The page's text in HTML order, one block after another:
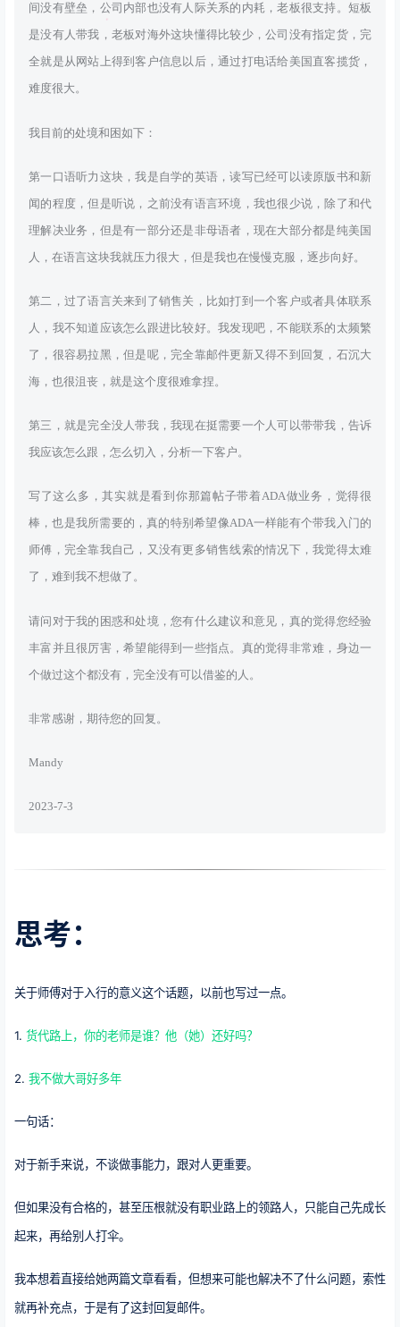
间没有壁垒，公司内部也没有人际关系的内耗，老板很支持。短板
是没有人带我，老板对海外这块懂得比较少，公司没有指定货，完
全就是从网站上得到客户信息以后，通过打电话给美国直客揽货，
难度很大。
我目前的处境和困如下：
第一口语听力这块，我是自学的英语，读写已经可以读原版书和新
闻的程度，但是听说，之前没有语言环境，我也很少说，除了和代
理解决业务，但是有一部分还是非母语者，现在大部分都是纯美国
人，在语言这块我就压力很大，但是我也在慢慢克服，逐步向好。
第二，过了语言关来到了销售关，比如打到一个客户或者具体联系
人，我不知道应该怎么跟进比较好。我发现吧，不能联系的太频繁
了，很容易拉黑，但是呢，完全靠邮件更新又得不到回复，石沉大
海，也很沮丧，就是这个度很难拿捏。
第三，就是完全没人带我，我现在挺需要一个人可以带带我，告诉
我应该怎么跟，怎么切入，分析一下客户。
写了这么多，其实就是看到你那篇帖子带着ADA做业务，觉得很
棒，也是我所需要的，真的特别希望像ADA一样能有个带我入门的
师傅，完全靠我自己，又没有更多销售线索的情况下，我觉得太难
了，难到我不想做了。
请问对于我的困惑和处境，您有什么建议和意见，真的觉得您经验
丰富并且很厉害，希望能得到一些指点。真的觉得非常难，身边一
个做过这个都没有，完全没有可以借鉴的人。
非常感谢，期待您的回复。
Mandy
2023-7-3
思考：
关于师傅对于入行的意义这个话题，以前也写过一点。
1. 货代路上，你的老师是谁？他（她）还好吗？
2. 我不做大哥好多年
一句话：
对于新手来说，不谈做事能力，跟对人更重要。
但如果没有合格的，甚至压根就没有职业路上的领路人，只能自己先成长
起来，再给别人打伞。
我本想着直接给她两篇文章看看，但想来可能也解决不了什么问题，索性
就再补充点，于是有了这封回复邮件。